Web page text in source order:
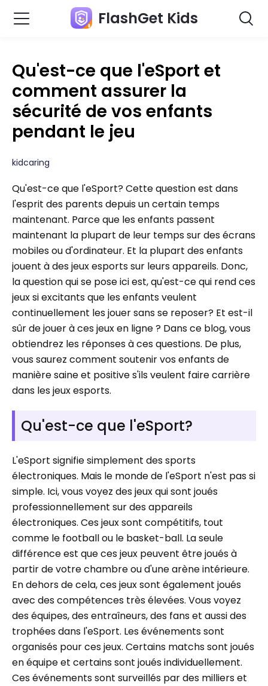
FlashGet Kids
Qu'est-ce que l'eSport et
comment assurer la
sécurité de vos enfants
pendant le jeu
kidcaring
Qu'est-ce que l'eSport? Cette question est dans
l'esprit des parents depuis un certain temps
maintenant. Parce que les enfants passent
maintenant la plupart de leur temps sur des écrans
mobiles ou d'ordinateur. Et la plupart des enfants
jouent à des jeux esports sur leurs appareils. Donc,
la question qui se pose ici est, qu'est-ce qui rend ces
jeux si excitants que les enfants veulent
continuellement les jouer sans se reposer? Et est-il
sûr de jouer à ces jeux en ligne ? Dans ce blog, vous
obtiendrez les réponses à ces questions. De plus,
vous saurez comment soutenir vos enfants de
manière saine et positive s'ils veulent faire carrière
dans les jeux esports.
Qu'est-ce que l'eSport?
L'eSport signifie simplement des sports
électroniques. Mais le monde de l'eSport n'est pas si
simple. Ici, vous voyez des jeux qui sont joués
professionnellement sur des appareils
électroniques. Ces jeux sont compétitifs, tout
comme le football ou le basket-ball. La seule
différence est que ces jeux peuvent être joués à
partir de votre chambre ou d'une arène intérieure.
En dehors de cela, ces jeux sont également joués
avec des compétences très élevées. Vous voyez
des équipes, des entraîneurs, des fans et aussi des
trophées dans l'eSport. Les événements sont
organisés pour ces jeux. Certains matchs sont joués
en équipe et certains sont joués individuellement.
Ces événements sont surveillés par des milliers et